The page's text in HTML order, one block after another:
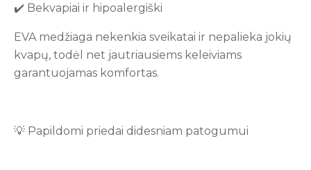
✔️ Bekvapiai ir hipoalergiški
EVA medžiaga nekenkia sveikatai ir nepalieka jokių
kvapų, todėl net jautriausiems keleiviams
garantuojamas komfortas.
💡 Papildomi priedai didesniam patogumui